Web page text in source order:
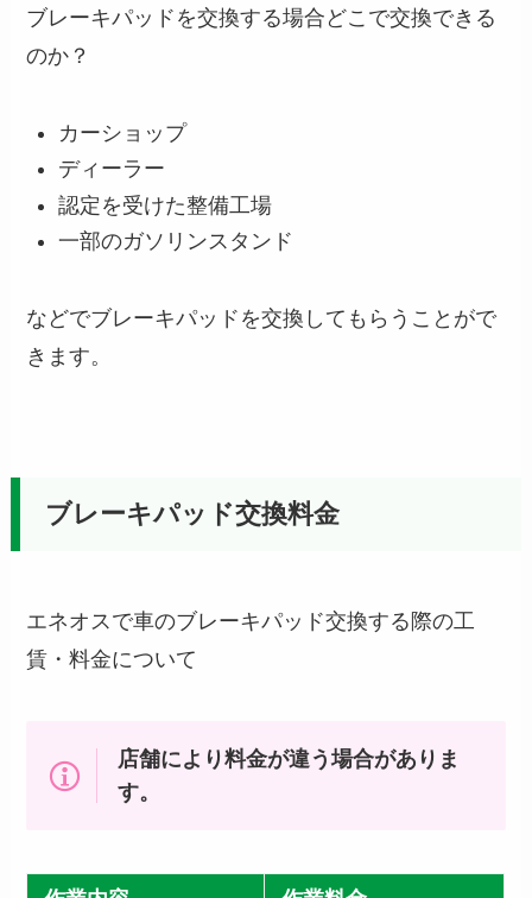
ブレーキパッドを交換する場合どこで交換できる
のか？
カーショップ
ディーラー
認定を受けた整備工場
一部のガソリンスタンド
などでブレーキパッドを交換してもらうことがで
きます。
ブレーキパッド交換料金
エネオスで車のブレーキパッド交換する際の工
賃・料金について
店舗により料金が違う場合がありま
す。